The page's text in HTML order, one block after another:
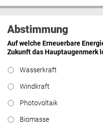
Abstimmung
Auf welche Erneuerbare
Zukunft das Hauptaugenmerk
Wasserkraft
Windkraft
Photovoltaik
Biomasse